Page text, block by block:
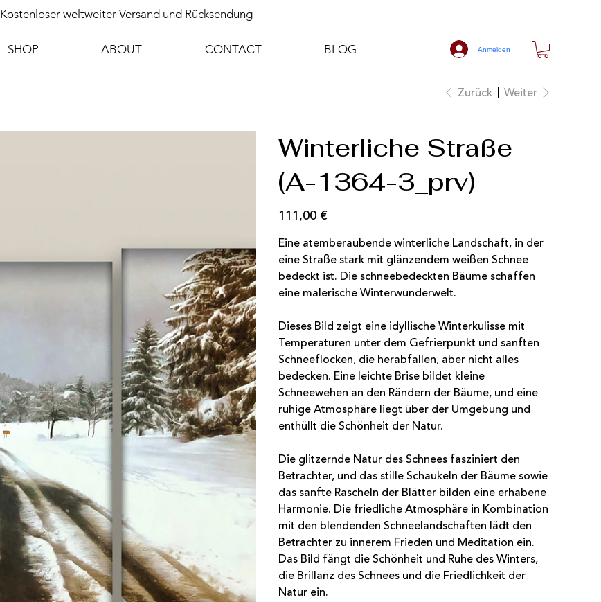
Kostenloser weltweiter Versand und Rücksendung
SHOP ABOUT CONTACT BLOG Anmelden
Zurück Weiter
Winterliche Straße
(A-1364-3_prv)
Preis
111,00 €
Eine atemberaubende winterliche Landschaft, in der
eine Straße stark mit glänzendem weißen Schnee
bedeckt ist. Die schneebedeckten Bäume schaffen
eine malerische Winterwunderwelt.
Dieses Bild zeigt eine idyllische Winterkulisse mit
Temperaturen unter dem Gefrierpunkt und sanften
Schneeflocken, die herabfallen, aber nicht alles
bedecken. Eine leichte Brise bildet kleine
Schneewehen an den Rändern der Bäume, und eine
ruhige Atmosphäre liegt über der Umgebung und
enthüllt die Schönheit der Natur.
Die glitzernde Natur des Schnees fasziniert den
Betrachter, und das stille Schaukeln der Bäume sowie
das sanfte Rascheln der Blätter bilden eine erhabene
Harmonie. Die friedliche Atmosphäre in Kombination
mit den blendenden Schneelandschaften lädt den
Betrachter zu innerem Frieden und Meditation ein.
Das Bild fängt die Schönheit und Ruhe des Winters,
die Brillanz des Schnees und die Friedlichkeit der
Natur ein.